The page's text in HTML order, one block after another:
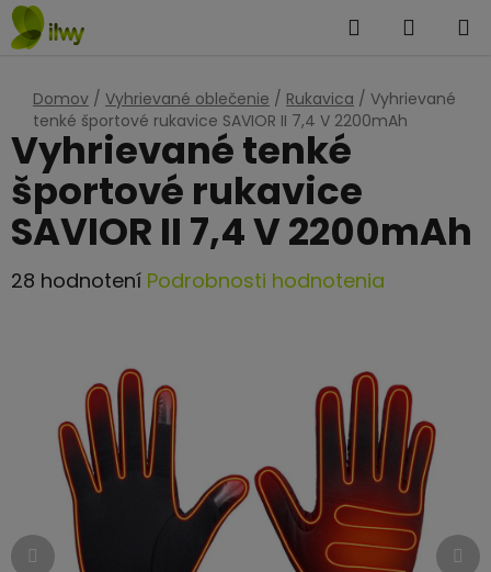
Prejsť
na
Hľadať
Domov / Vyhrievané oblečenie / Rukavica / Vyhrievané
tenké športové rukavice SAVIOR II 7,4 V 2200mAh
Vyhrievané tenké
športové rukavice
SAVIOR II 7,4 V 2200mAh
Priemerné
hviezdičiek.
28 hodnotení Podrobnosti hodnotenia